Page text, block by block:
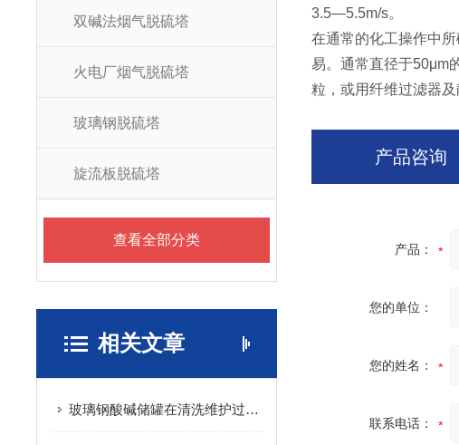
双碱法烟气脱硫塔
火电厂烟气脱硫塔
玻璃钢脱硫塔
旋流板脱硫塔
查看全部分类
相关文章
玻璃钢酸碱储罐在清洗维护过程中的注意事项
3.5—5.5m/s。
在通常的化工操作中
易。通常直径于50μm
粒，或用纤维过滤器及
产品咨询
产品：
您的单位：
您的姓名：
联系电话：